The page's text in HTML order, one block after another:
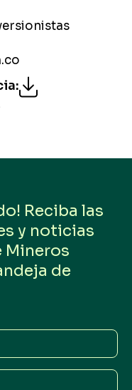
:
Reciba las
y noticias
Mineros
de